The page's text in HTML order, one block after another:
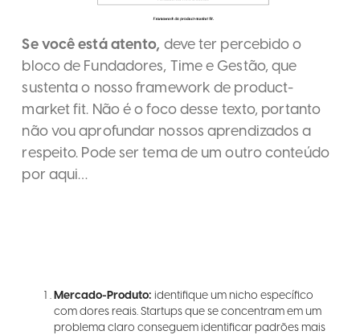
Se você está atento, deve ter percebido o
bloco de Fundadores, Time e Gestão, que
sustenta o nosso framework de product-
market fit. Não é o foco desse texto, portanto
não vou aprofundar nossos aprendizados a
respeito. Pode ser tema de um outro conteúdo
por aqui…
Mercado-Produto:identifique um nicho específico
com dores reais. Startups que se concentram em um
problema claro conseguem identificar padrões mais